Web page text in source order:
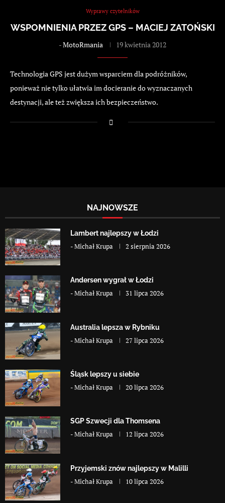
Wyprawy czytelników
WSPOMNIENIA PRZEZ GPS – MACIEJ ZATOŃSKI
-MotoRmania 19 kwietnia 2012
Technologia GPS jest dużym wsparciem dla podróżników,
ponieważ nie tylko ułatwia im docieranie do wyznaczanych
destynacji, ale też zwiększa ich bezpieczeństwo.
NAJNOWSZE
Lambert najlepszy w Łodzi
-Michał Krupa 2 sierpnia 2026
Andersen wygrał w Łodzi
-Michał Krupa 31 lipca 2026
Australia lepsza w Rybniku
-Michał Krupa 27 lipca 2026
Śląsk lepszy u siebie
-Michał Krupa 20 lipca 2026
SGP Szwecji dla Thomsena
-Michał Krupa 12 lipca 2026
Przyjemski znów najlepszy w Malilli
-Michał Krupa 10 lipca 2026